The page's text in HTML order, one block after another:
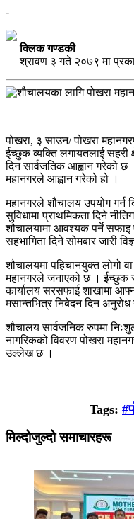
-
क्लिक गण्डकी
श्रावण ३ गते २०७९ मा
पोखरा, ३ साउन/ पोखरा
ईच्छुक व्यक्ति लगायतलाई सहरी
दिन सार्वजतिक आह्वान गरेको छ
महानगरले आह्वान गरेको हो ।
महानगरले शौचालय उपयोग गर्न
सुविधामा प्राथमिकता दिने
शौचालयामा आवश्यक पर्ने सफाइ
सहभागिता दिने सोमबार जारी
शौचालयमा पहिचानयुक्त लोगो
महानगरले जनाएको छ । ईच्छुक
कार्यालय सरसफाई शाखामा
मसान्तभित्र निबेदन दिन
शौचालय सार्वजनिक रुपमा
नागरिकको विवरण पोखरा
उल्लेख छ ।
Tags:
मिल्दोजुल्दो समाचारहरू
मर्दी हिमाल पदयात्रामा